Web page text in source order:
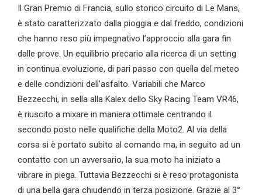
Il Gran Premio di Francia, sullo storico circuito di Le Mans,
è stato caratterizzato dalla pioggia e dal freddo, condizioni
che hanno reso più impegnativo l’approccio alla gara fin
dalle prove. Un equilibrio precario alla ricerca di un setting
in continua evoluzione, di pari passo con quella del meteo
e delle condizioni dell’asfalto. Variabili che Marco
Bezzecchi, in sella alla Kalex dello Sky Racing Team VR46,
è riuscito a mixare in maniera ottimale centrando il
secondo posto nelle qualifiche della Moto2. Al via della
corsa si è portato subito al comando ma, in seguito ad un
contatto con un avversario, la sua moto ha iniziato a
vibrare in piega. Tuttavia Bezzecchi si è reso protagonista
di una bella gara chiudendo in terza posizione. Grazie al 3°